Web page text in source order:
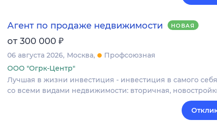
Агент по продаже недвижимости НОВАЯ
от 300 000 ₽
06 августа 2026 Москва
Профсоюзная
ООО "Огрк-Центр"
Лучшая в жизни инвестиция - инвестиция в самого
со всеми видами недвижимости: вторичная,